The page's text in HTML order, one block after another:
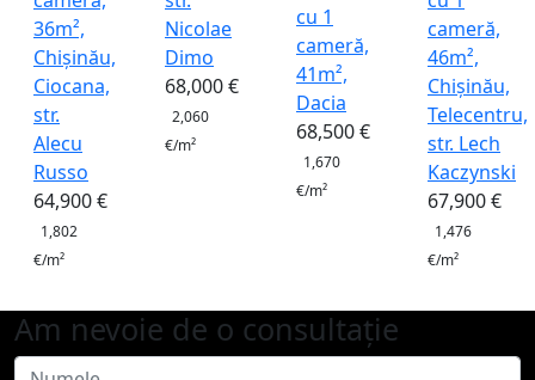
36m²,
Chișinău,
Ciocana,
str.
Alecu
Russo
64,900 €
1,802
€/m²
Nicolae
Dimo
68,000 €
2,060
€/m²
cu 1
cameră,
41m²,
Dacia
68,500 €
1,670
€/m²
cameră,
46m²,
Chișinău,
Telecentru,
str. Lech
Kaczynski
67,900 €
1,476
€/m²
Am nevoie de o consultație